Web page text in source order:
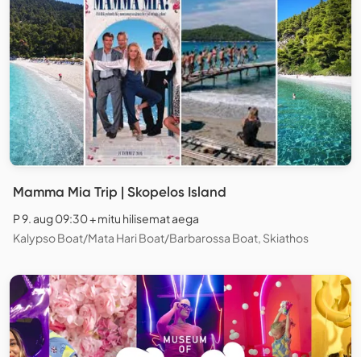
Mamma Mia Trip | Skopelos Island
P 9. aug 09:30 + mitu hilisemat aega
Kalypso Boat/Mata Hari Boat/Barbarossa Boat, Skiathos